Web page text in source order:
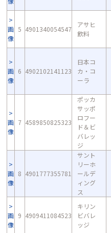
画
像
5 4901340054547
アサヒ
飲料
画
像
6 4902102141123
日本コ
カ・コ
ーラ
画
像
7 4589850825323
ポッカ
サッポ
ロフー
ド＆ビ
バレッ
ジ
画
像
8 4901777355781
サント
リーホ
ールデ
ィング
ス
画
像
9 4909411084523
キリン
ビバレ
ッジ